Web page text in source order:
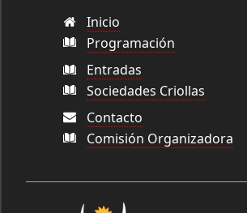
Inicio
Programación
Entradas
Sociedades Criollas
Contacto
Comisión Organizadora